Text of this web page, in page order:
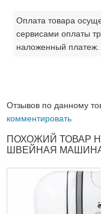
Оплата товара
сервисами оплаты
наложенный платеж.
Отзывов по данному
комментировать
ПОХОЖИЙ ТОВАР
ШВЕЙНАЯ МАШИНА